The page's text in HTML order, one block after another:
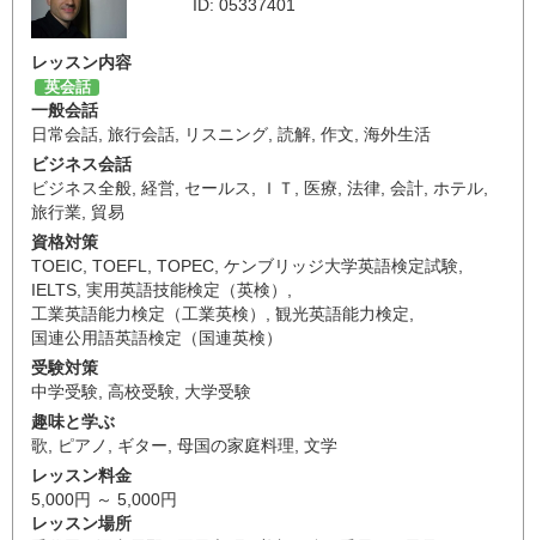
ID: 05337401
レッスン内容
英会話
一般会話
日常会話, 旅行会話, リスニング, 読解, 作文, 海外生活
ビジネス会話
ビジネス全般, 経営, セールス, ＩＴ , 医療, 法律, 会計, ホテル,
旅行業, 貿易
資格対策
TOEIC, TOEFL, TOPEC, ケンブリッジ大学英語検定試験,
IELTS, 実用英語技能検定（英検） ,
工業英語能力検定（工業英検） , 観光英語能力検定,
国連公用語英語検定（国連英検）
受験対策
中学受験, 高校受験, 大学受験
趣味と学ぶ
歌, ピアノ , ギター, 母国の家庭料理, 文学
レッスン料金
5,000円 ～ 5,000円
レッスン場所